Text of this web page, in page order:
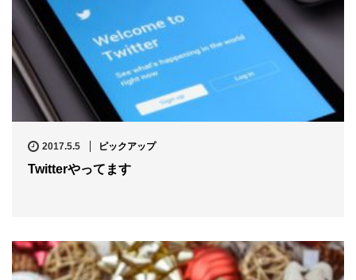
o
2017.5.5 ピックアップ
Twitterやってます